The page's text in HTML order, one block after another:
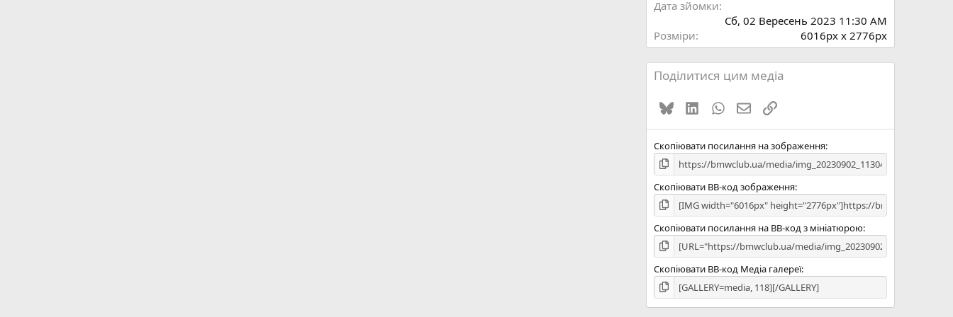
Дата зйомки
Сб, 02 Вересень 2023 11:30 AM
Розміри
6016px x 2776px
Поділитися цим медіа
BlueskyLinkedInWhatsApp
E-mailПосилання
Скопіювати посилання на зображення
Скопіювати BB-код зображення
Скопіювати посилання на BB-код з мініатюрою
Скопіювати BB-код Медіа галереї